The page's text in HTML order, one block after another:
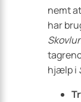
nemt
har
hjælp i